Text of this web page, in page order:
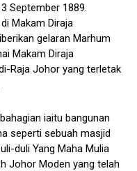
September 1889.
Makam Diraja
gelaran Marhum
Makam Diraja
Raja Johor yang terletak
iaitu bangunan
seperti sebuah masjid
duli Yang Maha Mulia
Johor Moden yang telah